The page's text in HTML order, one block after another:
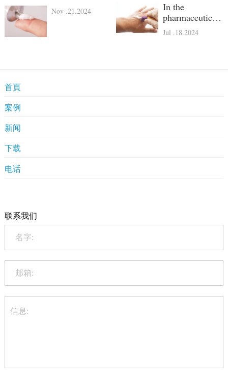
Nov .21.2024
In the
pharmaceutical
industry, the
packaging of
Jul .18.2024
首頁
案例
藥用標準
客戶服務
新闻
行業資訊
企業資訊
下载
电话
联系我们